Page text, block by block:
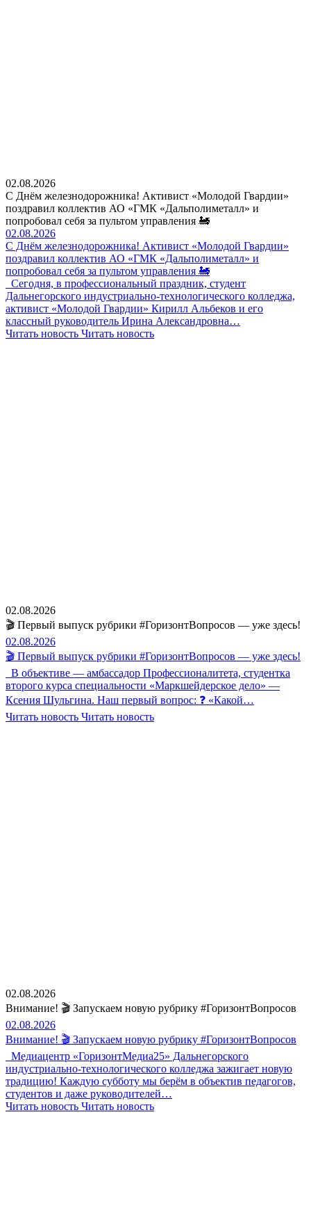
02.08.2026
С Днём железнодорожника! Активист «Молодой Гвардии»
поздравил коллектив АО «ГМК «Дальполиметалл» и
попробовал себя за пультом управления 🚂
02.08.2026
С Днём железнодорожника! Активист «Молодой Гвардии»
поздравил коллектив АО «ГМК «Дальполиметалл» и
попробовал себя за пультом управления 🚂
Сегодня, в профессиональный праздник, студент
Дальнегорского индустриально-технологического колледжа,
активист «Молодой Гвардии» Кирилл Альбеков и его
классный руководитель Ирина Александровна…
Читать новость Читать новость
02.08.2026
🎬 Первый выпуск рубрики #ГоризонтВопросов — уже здесь!
02.08.2026
🎬 Первый выпуск рубрики #ГоризонтВопросов — уже здесь!
В объективе — амбассадор Профессионалитета, студентка
второго курса специальности «Маркшейдерское дело» —
Ксения Шульгина. Наш первый вопрос: ❓ «Какой…
Читать новость Читать новость
02.08.2026
Внимание! 🎬 Запускаем новую рубрику #ГоризонтВопросов
02.08.2026
Внимание! 🎬 Запускаем новую рубрику #ГоризонтВопросов
Медиацентр «ГоризонтМедиа25» Дальнегорского
индустриально-технологического колледжа зажигает новую
традицию! Каждую субботу мы берём в объектив педагогов,
студентов и даже руководителей…
Читать новость Читать новость